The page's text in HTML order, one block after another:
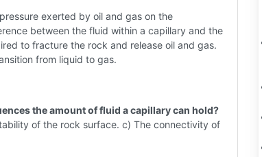
exerted by oil and gas on the
between the fluid within a capillary and the
to fracture the rock and release oil and gas.
from liquid to gas.
the amount of fluid a capillary can hold?
of the rock surface. c) The connectivity of